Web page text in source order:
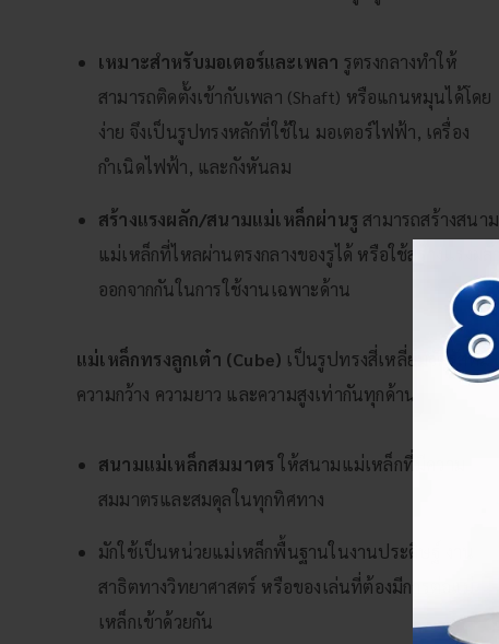
เหมาะสำหรับมอเตอร์และเพลา รูตรงกลางทำให้
สามารถติดตั้งเข้ากับเพลา (Shaft) หรือแกนหมุนได้โดย
ง่าย จึงเป็นรูปทรงหลักที่ใช้ใน มอเตอร์ไฟฟ้า, เครื่อง
กำเนิดไฟฟ้า, และกังหันลม
สร้างแรงผลัก/สนามแม่เหล็กผ่านรู สามารถสร้างสนาม
แม่เหล็กที่ไหลผ่านตรงกลางของรูได้ หรือใช้สร้างแรงผลัก
ออกจากกันในการใช้งานเฉพาะด้าน
แม่เหล็กทรงลูกเต๋า (Cube) เป็นรูปทรงสี่เหลี่ยมจัตุรัสที่มี
ความกว้าง ความยาว และความสูงเท่ากันทุกด้าน
สนามแม่เหล็กสมมาตรให้สนามแม่เหล็กที่มีความ
สมมาตรและสมดุลในทุกทิศทาง
มักใช้เป็นหน่วยแม่เหล็กพื้นฐานในงานประดิษฐ์ งาน
สาธิตทางวิทยาศาสตร์ หรือของเล่นที่ต้องมีการต่อแม่
เหล็กเข้าด้วยกัน